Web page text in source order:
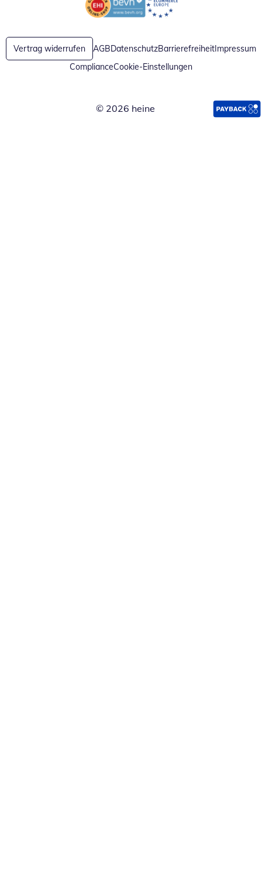
Öffnet in neuem FensterÖffnet in neuem Fenster
Vertrag widerrufen AGBDatenschutzBarrierefreiheitImpressum
ComplianceCookie-Einstellungen
© 2026 heine